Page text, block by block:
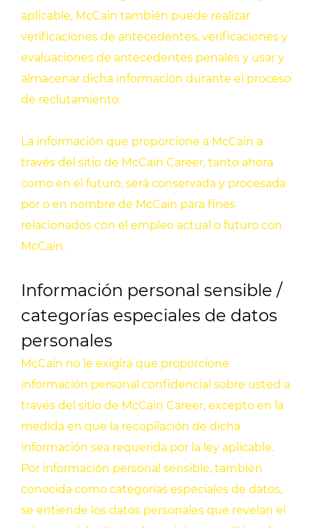
aplicable, McCain también puede realizar
verificaciones de antecedentes, verificaciones y
evaluaciones de antecedentes penales y usar y
almacenar dicha información durante el proceso
de reclutamiento.
La información que proporcione a McCain a
través del sitio de McCain Career, tanto ahora
como en el futuro, será conservada y procesada
por o en nombre de McCain para fines
relacionados con el empleo actual o futuro con
McCain.
Información personal sensible /
categorías especiales de datos
personales
McCain no le exigirá que proporcione
información personal confidencial sobre usted a
través del sitio de McCain Career, excepto en la
medida en que la recopilación de dicha
información sea requerida por la ley aplicable.
Por información personal sensible, también
conocida como categorías especiales de datos,
se entiende los datos personales que revelan el